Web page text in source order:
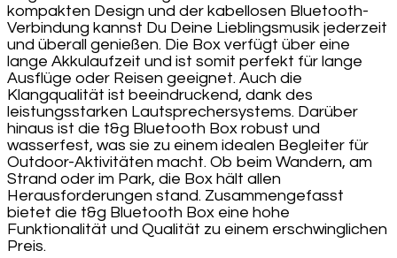
kompakten Design und der kabellosen Bluetooth-
Verbindung kannst Du Deine Lieblingsmusik jederzeit
und überall genießen. Die Box verfügt über eine
lange Akkulaufzeit und ist somit perfekt für lange
Ausflüge oder Reisen geeignet. Auch die
Klangqualität ist beeindruckend, dank des
leistungsstarken Lautsprechersystems. Darüber
hinaus ist die t&g Bluetooth Box robust und
wasserfest, was sie zu einem idealen Begleiter für
Outdoor-Aktivitäten macht. Ob beim Wandern, am
Strand oder im Park, die Box hält allen
Herausforderungen stand. Zusammengefasst
bietet die t&g Bluetooth Box eine hohe
Funktionalität und Qualität zu einem erschwinglichen
Preis.